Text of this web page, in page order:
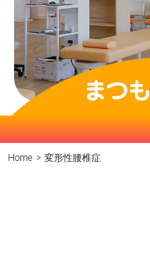
Home > 変形性腰椎症